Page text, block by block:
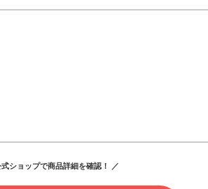
式ショップで商品詳細を確認！ ／